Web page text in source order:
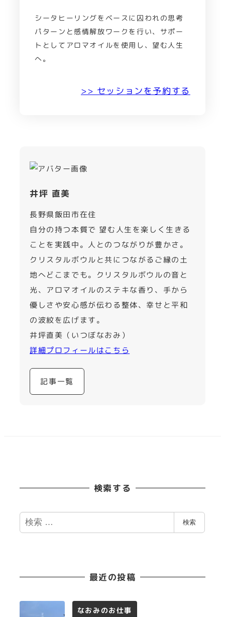
シータヒーリングをベースに囚われの思考
パターンと感情解放ワークを行い、サポー
トとしてアロマオイルを使用し、望む人生
へ。
>> セッションを予約する
井坪 直美
長野県飯田市在住
自分の持つ本質で 望む人生を楽しく生きる
ことを実践中。人とのつながりが豊かさ。
クリスタルボウルと共につながるご縁の土
地へどこまでも。クリスタルボウルの音と
光、アロマオイルのステキな香り、手から
優しさや安心感が伝わる整体、幸せと平和
の波紋を広げます。
井坪直美（いつぼなおみ）
詳細プロフィールはこちら
記事一覧
検索する
検
索
検索
最近の投稿
なおみのお仕事